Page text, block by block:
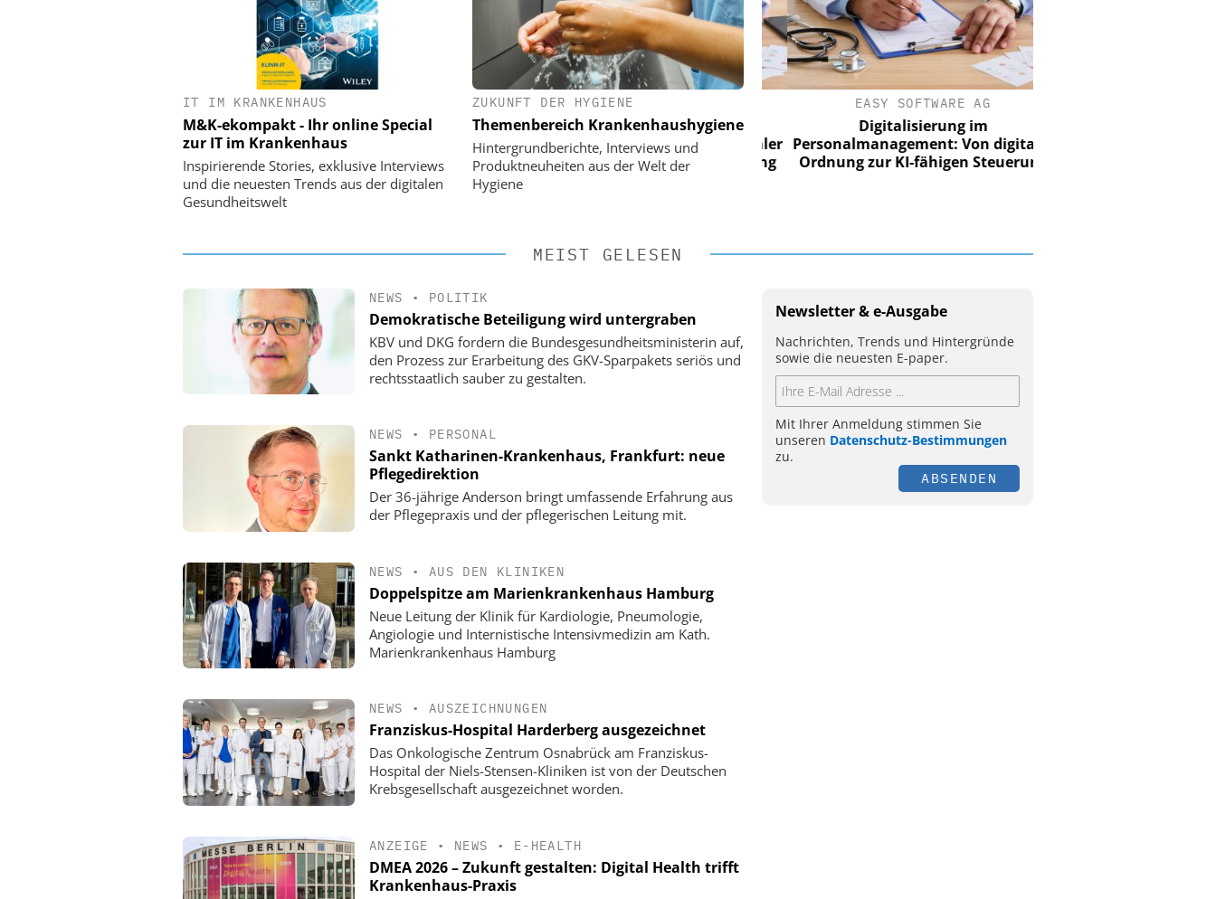
IT IM KRANKENHAUS
M&K-ekompakt - Ihr online Special
zur IT im Krankenhaus
Inspirierende Stories, exklusive Interviews
und die neuesten Trends aus der digitalen
Gesundheitswelt
ZUKUNFT DER HYGIENE
Themenbereich Krankenhaushygiene
Hintergrundberichte, Interviews und
Produktneuheiten aus der Welt der
Hygiene
EASY SOFTWARE AG
Digitalisierung im
Personalmanagement: Von digitaler
Ordnung zur KI-fähigen Steuerung
EASY SOFTWARE AG
Digitalisierung im
Personalmanagement: Von digitaler
Ordnung zur KI-fähigen Steuerung
EASY SOFTWARE AG
Digitalisierung im
Personalmanagement: Von digitaler
Ordnung zur KI-fähigen Steuerung
MEIST GELESEN
NEWS • POLITIK
Demokratische Beteiligung wird untergraben
KBV und DKG fordern die Bundesgesundheitsministerin auf,
den Prozess zur Erarbeitung des GKV-Sparpakets seriös und
rechtsstaatlich sauber zu gestalten.
NEWS • PERSONAL
Sankt Katharinen-Krankenhaus, Frankfurt: neue
Pflegedirektion
Der 36-jährige Anderson bringt umfassende Erfahrung aus
der Pflegepraxis und der pflegerischen Leitung mit.
NEWS • AUS DEN KLINIKEN
Doppelspitze am Marienkrankenhaus Hamburg
Neue Leitung der Klinik für Kardiologie, Pneumologie,
Angiologie und Internistische Intensivmedizin am Kath.
Marienkrankenhaus Hamburg
NEWS • AUSZEICHNUNGEN
Franziskus-Hospital Harderberg ausgezeichnet
Das Onkologische Zentrum Osnabrück am Franziskus-
Hospital der Niels-Stensen-Kliniken ist von der Deutschen
Krebsgesellschaft ausgezeichnet worden.
ANZEIGE • NEWS • E-HEALTH
DMEA 2026 – Zukunft gestalten: Digital Health trifft
Krankenhaus-Praxis
Newsletter & e-Ausgabe
Nachrichten, Trends und Hintergründe
sowie die neuesten E-paper.
Mit Ihrer Anmeldung stimmen Sie
unseren Datenschutz-Bestimmungen
zu.
ABSENDEN